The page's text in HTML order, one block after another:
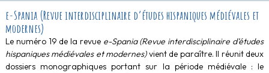
e-Spania (Revue interdisciplinaire d’études hispaniques médiévales et ​
modernes)
Le numéro 19 de la revue e-Spania (Revue interdisciplinaire d’études
hispaniques médiévales et ​modernes)vient de paraître. Il réunit deux
dossiers monographiques portant sur la période médiévale : le